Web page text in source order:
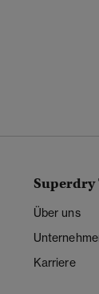
Über uns
Karriere